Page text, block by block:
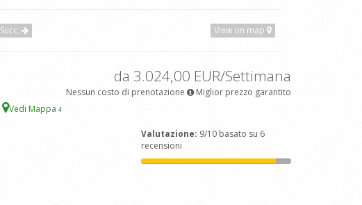
Succ. View on map
da 3.024,00 EUR/Settimana
Nessun costo di prenotazione
Miglior prezzo garantito
Vedi Mappa 4
Valutazione: 9/10 basato su 6
recensioni